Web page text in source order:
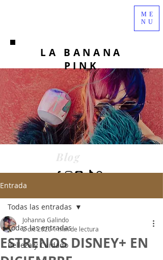
LA BANANA
PINK
ME
NU
Blog
Entrada
Todas las entradas
Belleza y Cuidado
Todas las entradas
ESTRENOS DISNEY+ EN
Johanna Galindo
2 dic 20201 min de lectura